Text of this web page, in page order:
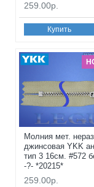
259.00р.
Купить
Молния мет.
джинсовая YKK
тип 3 16см. #572
-?- *20215*
259.00р.